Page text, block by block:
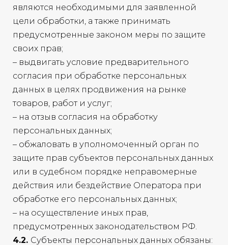
являются необходимыми для заявленной
цели обработки, а также принимать
предусмотренные законом меры по защите
своих прав;
– выдвигать условие предварительного
согласия при обработке персональных
данных в целях продвижения на рынке
товаров, работ и услуг;
– на отзыв согласия на обработку
персональных данных;
– обжаловать в уполномоченный орган по
защите прав субъектов персональных данных
или в судебном порядке неправомерные
действия или бездействие Оператора при
обработке его персональных данных;
– на осуществление иных прав,
предусмотренных законодательством РФ.
4.2. Субъекты персональных данных обязаны: